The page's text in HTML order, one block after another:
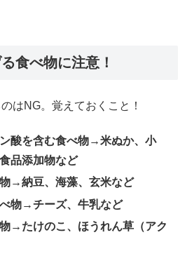
食べ物に注意！
はNG。覚えておくこと！
酸を含む食べ物→米ぬか、小
品添加物など
→納豆、海藻、玄米など
物→チーズ、牛乳など
→たけのこ、ほうれん草（アク